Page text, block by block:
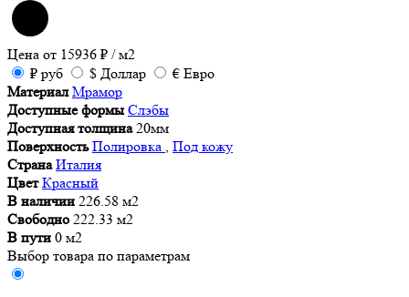
Цена от 15936 ₽ / м2
₽ руб $ Доллар € Евро
Материал Мрамор
Доступные формы Слэбы
Доступная толщина 20мм
Поверхность Полировка
Под кожу
Страна Италия
Цвет Красный
В наличии 226.58 м2
Свободно 222.33 м2
В пути 0 м2
Выбор товара по параметрам